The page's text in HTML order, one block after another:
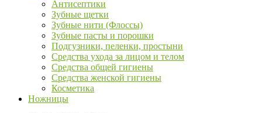
Антисептики
Зубные щетки
Зубные нити (Флоссы)
Зубные пасты и порошки
Подгузники, пеленки, простыни
Средства ухода за лицом и телом
Средства общей гигиены
Средства женской гигиены
Косметика
Ножницы